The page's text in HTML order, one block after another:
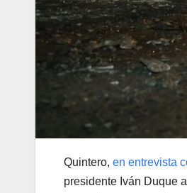
Quintero, en entrevista
presidente Iván Duque